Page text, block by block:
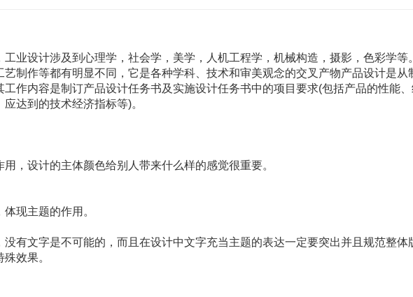
工业设计涉及到心理学，社会学，美学，人机工程学，机械构造，摄影，色彩学
制作等都有明显不同，它是各种学科、技术和审美观念的交叉产物产品设计是从
作内容是制订产品设计任务书及实施设计任务书中的项目要求(包括产品的性能
达到的技术经济指标等)。
，设计的主体颜色给别人带来什么样的感觉很重要。
现主题的作用。
有文字是不可能的，而且在设计中文字充当主题的表达一定要突出并且规范整
效果。